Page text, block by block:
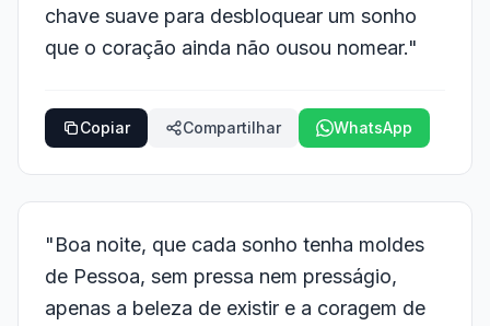
chave suave para desbloquear um sonho
que o coração ainda não ousou nomear."
Copiar Compartilhar WhatsApp
"Boa noite, que cada sonho tenha moldes
de Pessoa, sem pressa nem presságio,
apenas a beleza de existir e a coragem de